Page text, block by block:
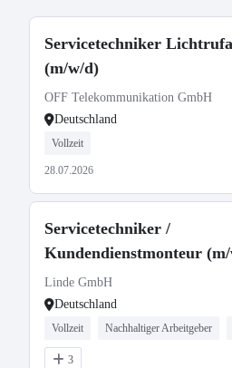
Servicetechniker
(m/w/d)
OFF Telekommunikation GmbH
Deutschland
Vollzeit
28.07.2026
Servicetechniker /
Kundendienstmonteur
Linde GmbH
Deutschland
Vollzeit Nachhaltiger Arbeitgeber
3